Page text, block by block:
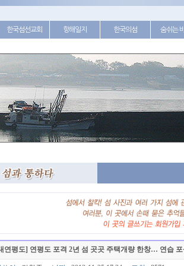
한국섬선교회 항해일지 한국의섬 숨쉬는
연평도] 연평도 포격 2년 섬 곳곳 주택개량 한창… 연습 포